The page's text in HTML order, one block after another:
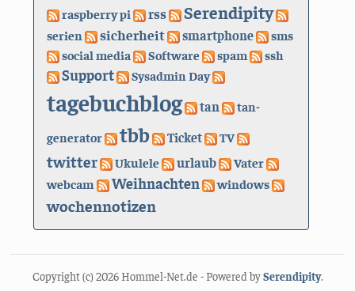
raspberry pi rss Serendipity
serien sicherheit smartphone
sms
social media
Software spam ssh
Support Sysadmin Day
tagebuchblog tan
tan-
generator
tbb Ticket TV
twitter Ukulele urlaub
Vater
webcam
Weihnachten windows
wochennotizen
Copyright (c) 2026 Hommel-Net.de - Powered bySerendipity.